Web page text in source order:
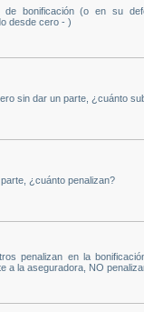
de bonificación (o en su
desde cero - )
sin dar un parte, ¿cuánto
¿cuánto penalizan?
penalizan en la
a la aseguradora, NO